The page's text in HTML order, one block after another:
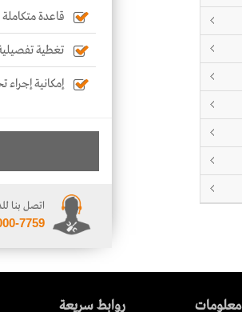
قاعدة متكاملة
تغطية تفصيلية
إمكانية إجراء
اتصل بنا
7759
معلومات روابط سريعة